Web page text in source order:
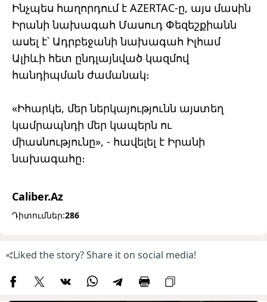
Ինչպես հաղորդում է AZERTAC-ը, այս մասին
Իրանի նախագահ Մասուդ Փեզեշքիանն
ասել է՝ Ադրբեջանի նախագահ Իլհամ
Ալիևի հետ ընդլայնված կազմով
հանդիպման ժամանակ։
«Իհարկե, մեր ներկայությունն այստեղ
կամրապնդի մեր կապերն ու
միասնությունը», - հավելել է Իրանի
նախագահը։
Caliber.Az
Դիտումներ:286
Liked the story? Share it on social media!